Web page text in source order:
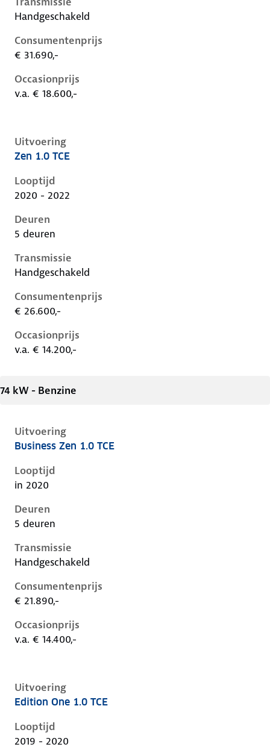
Handgeschakeld
Consumentenprijs
€ 31.690,-
Occasionprijs
v.a. € 18.600,-
Uitvoering
Renault Captur ii, 1.0 tce, 67 kW, Benzine, 5 deuren
Zen 1.0 TCE
Looptijd
2020 - 2022
Deuren
5 deuren
Transmissie
Handgeschakeld
Consumentenprijs
€ 26.600,-
Occasionprijs
v.a. € 14.200,-
74 kW - Benzine
Uitvoering
Renault Captur ii, 1.0 tce, 74 kW, Benzine, 5 deuren
Business Zen 1.0 TCE
Looptijd
in 2020
Deuren
5 deuren
Transmissie
Handgeschakeld
Consumentenprijs
€ 21.890,-
Occasionprijs
v.a. € 14.400,-
Uitvoering
Renault Captur ii, 1.0 tce, 74 kW, Benzine, 5 deuren
Edition One 1.0 TCE
Looptijd
2019 - 2020